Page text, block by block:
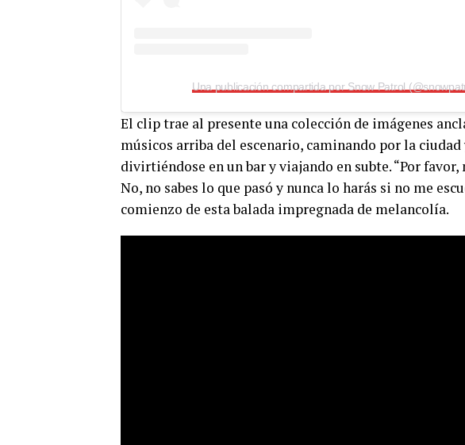
Una publicación compartida por Snow Patrol
El clip trae al presente una colección de imágenes
músicos arriba del escenario, caminando por la
divirtiéndose en un bar y viajando en subte. “Por
No, no sabes lo que pasó y nunca lo harás si no me
comienzo de esta balada impregnada de melancolía.